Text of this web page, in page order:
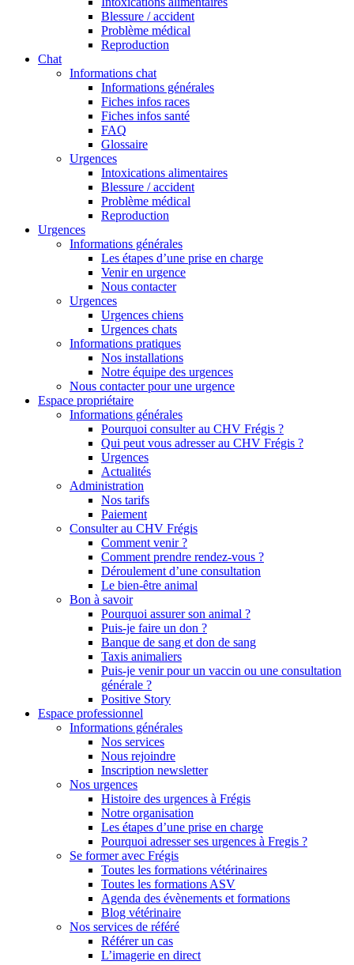
Blessure / accident
Problème médical
Reproduction
Chat
Informations chat
Informations générales
Fiches infos races
Fiches infos santé
FAQ
Glossaire
Urgences
Intoxications alimentaires
Blessure / accident
Problème médical
Reproduction
Urgences
Informations générales
Les étapes d’une prise en charge
Venir en urgence
Nous contacter
Urgences
Urgences chiens
Urgences chats
Informations pratiques
Nos installations
Notre équipe des urgences
Nous contacter pour une urgence
Espace propriétaire
Informations générales
Pourquoi consulter au CHV Frégis ?
Qui peut vous adresser au CHV Frégis ?
Urgences
Actualités
Administration
Nos tarifs
Paiement
Consulter au CHV Frégis
Comment venir ?
Comment prendre rendez-vous ?
Déroulement d’une consultation
Le bien-être animal
Bon à savoir
Pourquoi assurer son animal ?
Puis-je faire un don ?
Banque de sang et don de sang
Taxis animaliers
Puis-je venir pour un vaccin ou une consultation
générale ?
Positive Story
Espace professionnel
Informations générales
Nos services
Nous rejoindre
Inscription newsletter
Nos urgences
Histoire des urgences à Frégis
Notre organisation
Les étapes d’une prise en charge
Pourquoi adresser ses urgences à Fregis ?
Se former avec Frégis
Toutes les formations vétérinaires
Toutes les formations ASV
Agenda des évènements et formations
Blog vétérinaire
Nos services de référé
Référer un cas
L’imagerie en direct